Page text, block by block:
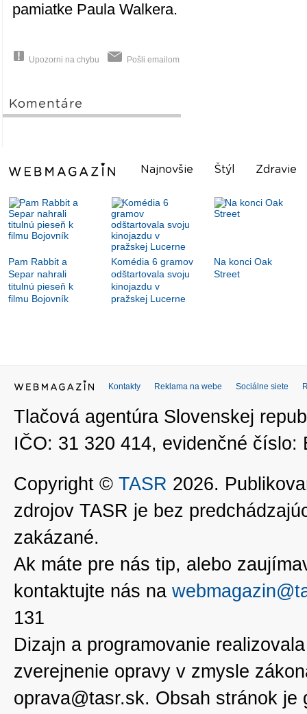
pamiatke Paula Walkera.
Upozorni na chybu Pošli emailom
Komentáre
Najnovšie Štýl Zdravie
Pam Rabbit a
Separ nahrali
titulnú pieseň k
filmu Bojovník
Komédia 6 gramov
odštartovala svoju
kinojazdu v
pražskej Lucerne
Na konci Oak
Street
Kontakty Reklama na webe Sociálne siete
Tlačová agentúra Slovenskej
IČO: 31 320 414, evidenčné číslo:
Copyright © TASR 2026.
zdrojov TASR je bez
zakázané.
Ak máte pre nás tip, alebo
kontaktujte nás na
131
Dizajn a programovanie
zverejnenie opravy v zmysle
oprava@tasr.sk. Obsah stránok